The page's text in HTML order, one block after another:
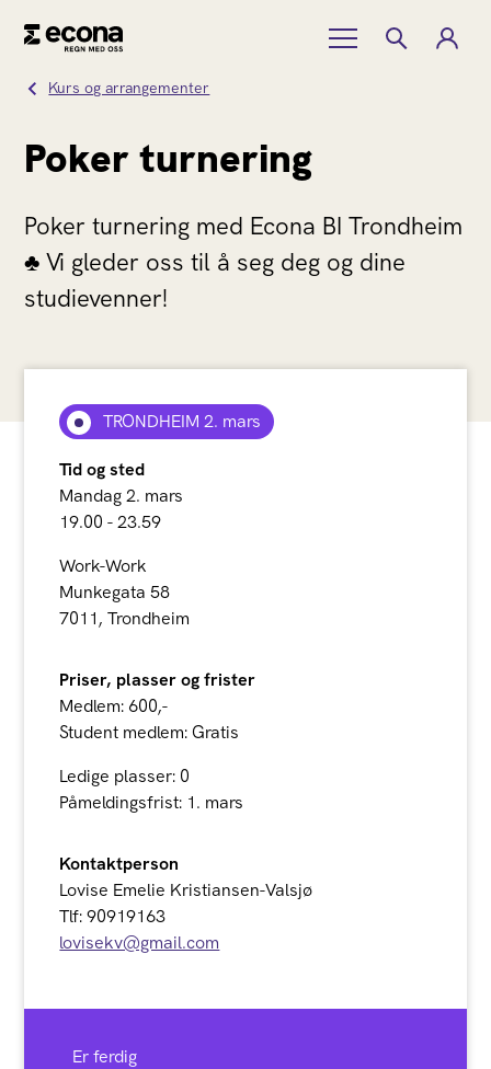
Kurs og arrangementer
Poker turnering
Poker turnering med Econa BI Trondheim
♣️ Vi gleder oss til å seg deg og dine
studievenner!
TRONDHEIM 2. mars
Tid og sted
Mandag 2. mars
19.00 - 23.59
Work-Work
Munkegata 58
7011, Trondheim
Priser, plasser og frister
Medlem: 600,-
Student medlem: Gratis
Ledige plasser: 0
Påmeldingsfrist: 1. mars
Kontaktperson
Lovise Emelie Kristiansen-Valsjø
Tlf: 90919163
lovisekv@gmail.com
Er ferdig